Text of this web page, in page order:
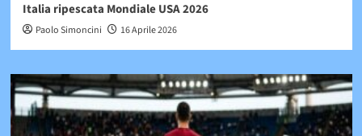
Italia ripescata Mondiale USA 2026
Paolo Simoncini 16 Aprile 2026